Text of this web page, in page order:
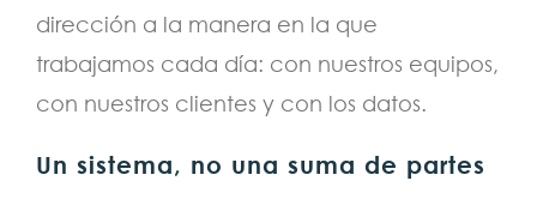
dirección a la manera en la que
trabajamos cada día: con nuestros equipos,
con nuestros clientes y con los datos.
Un sistema, no una suma de partes